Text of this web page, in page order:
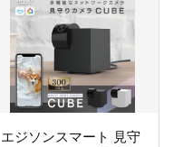
エジソンスマート 見守